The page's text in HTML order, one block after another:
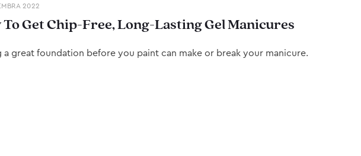
2022
To Get Chip-Free, Long-Lasting Gel Manicures
a great foundation before you paint can make or break your manicure.